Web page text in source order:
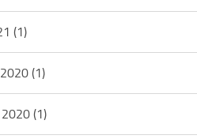
(1)
2020(1)
2020(1)